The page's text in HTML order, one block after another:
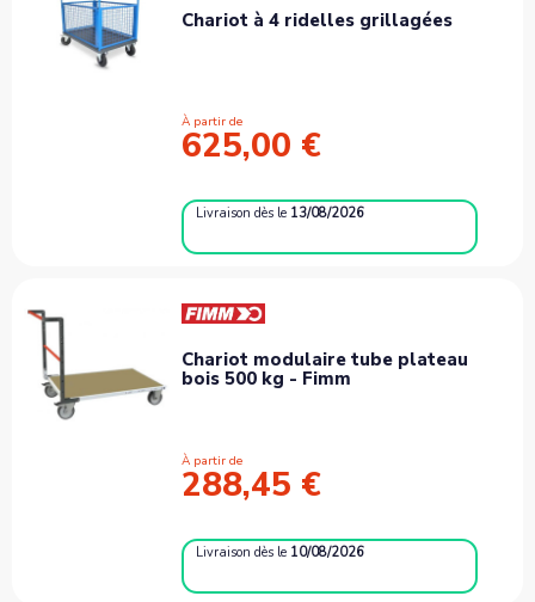
Chariot à 4 ridelles grillagées
À partir de
625,00 €
Livraisondès le 13/08/2026
Chariot modulaire tube plateau
bois 500 kg - Fimm
À partir de
288,45 €
Livraisondès le 10/08/2026